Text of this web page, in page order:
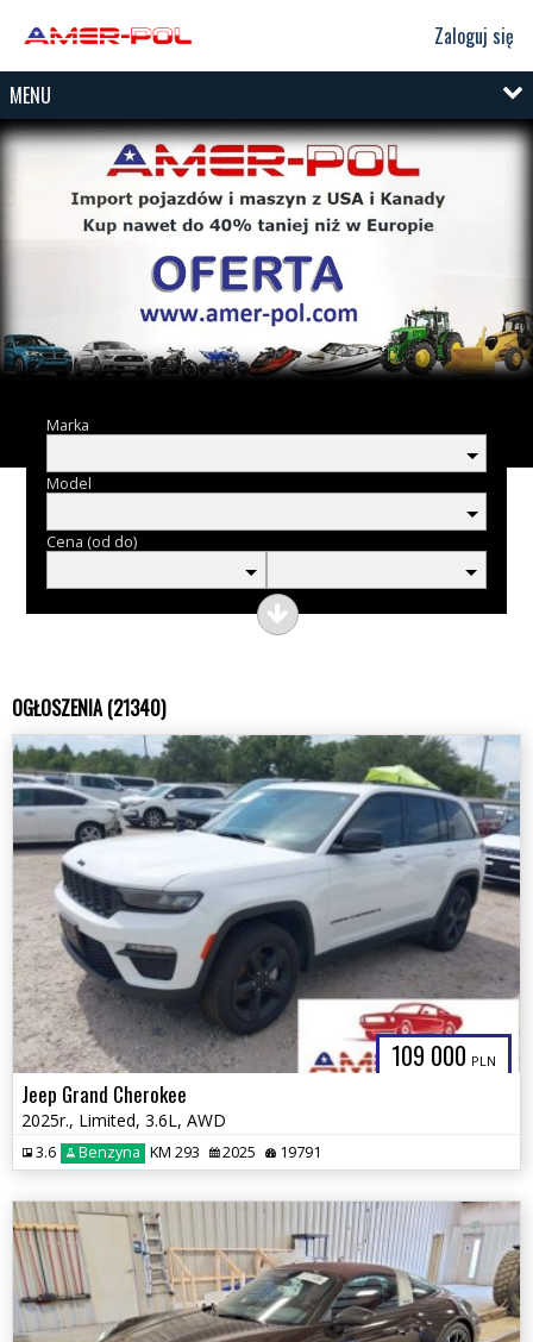
Zaloguj się
MENU
Marka
Model
Cena (od do)
OGŁOSZENIA (21340)
109 000 PLN
Jeep Grand Cherokee
2025r., Limited, 3.6L, AWD
3.6 Benzyna KM 293 2025 19791